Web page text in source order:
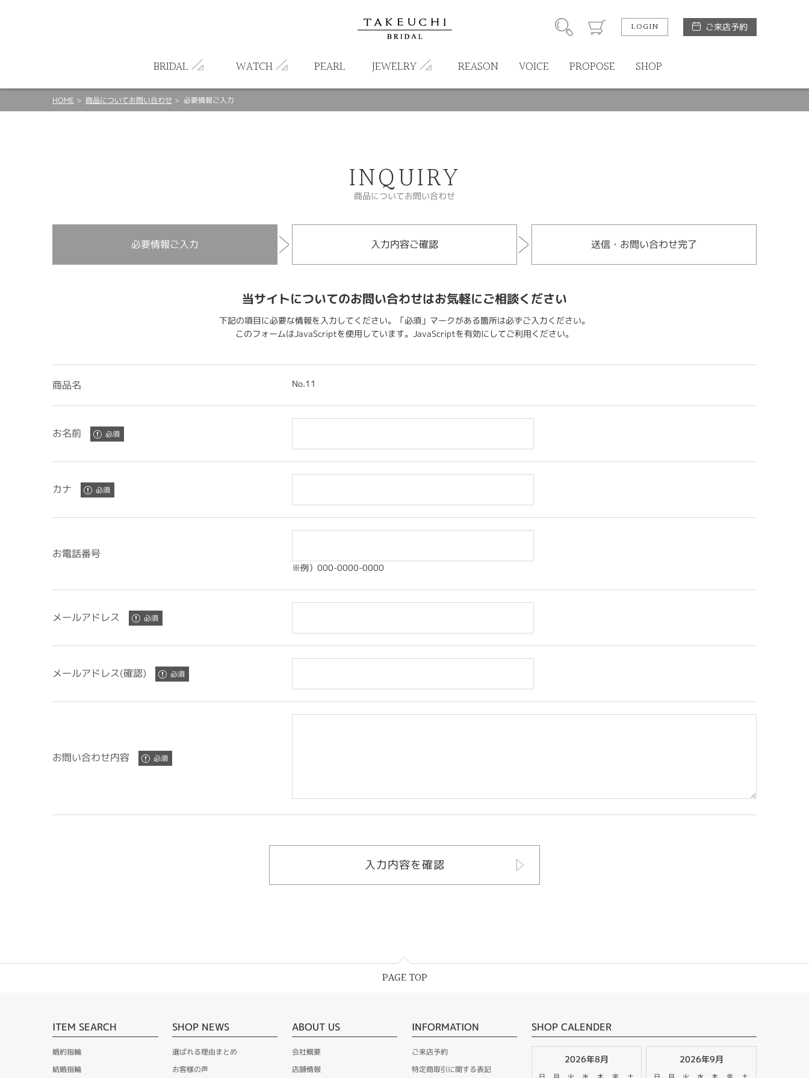
LOGIN ご来店予約
BRIDAL WATCH PEARL JEWELRY REASON VOICE PROPOSE SHOP
HOME 商品についてお問い合わせ 必要情報ご入力
INQUIRY
商品についてお問い合わせ
必要情報ご入力 入力内容ご確認 送信・お問い合わせ完了
当サイトについてのお問い合わせはお気軽にご相談ください
下記の項目に必要な情報を入力してください。「必須」マークがある箇所は必ずご入力ください。
このフォームはJavaScriptを使用しています。JavaScriptを有効にしてご利用ください。
商品名 No.11
お名前
カナ
お電話番号
※例）000-0000-0000
メールアドレス
メールアドレス(確認)
お問い合わせ内容
PAGE TOP
ITEM SEARCH
婚約指輪
結婚指輪
SHOP NEWS
選ばれる理由まとめ
お客様の声
ABOUT US
会社概要
店舗情報
INFORMATION
ご来店予約
特定商取引に関する表記
SHOP CALENDER
2026年8月 2026年9月